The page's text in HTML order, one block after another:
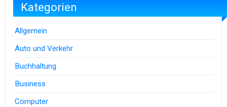
Kategorien
Allgemein
Auto und Verkehr
Buchhaltung
Business
Computer